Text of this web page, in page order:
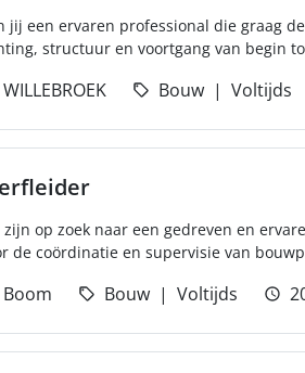
jij een ervaren professional die graag
structuur en voortgang van begin
WILLEBROEK Bouw Voltijds
zijn op zoek naar een gedreven en
de coördinatie en supervisie van
Boom Bouw Voltijds